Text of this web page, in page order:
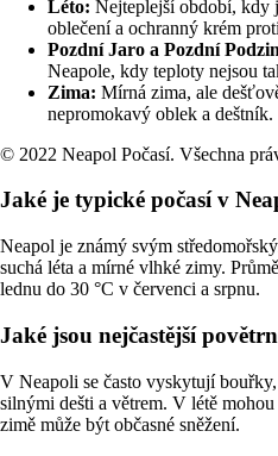
Léto: Nejteplejší období, kdy
oblečení a ochranný krém
Pozdní Jaro a Pozdní
Neapole, kdy teploty nejsou
Zima: Mírná zima, ale
nepromokavý oblek a deštník.
© 2022 Neapol Počasí. Všechna
Jaké je typické počasí v
Neapol je známý svým
suchá léta a mírné vlhké zimy.
lednu do 30 °C v červenci a srpnu.
Jaké jsou nejčastější
V Neapoli se často vyskytují
silnými dešti a větrem. V létě
zimě může být občasné sněžení.